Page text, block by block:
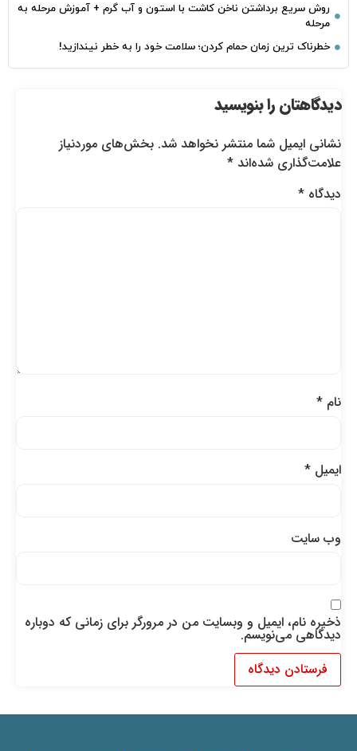
روش سریع برداشتن ناخن کاشت با استون و آب گرم + آموزش مرحله به
مرحله
خطرناک‌ ترین زمان‌ حمام کردن؛ سلامت خود را به خطر نیندازید!
دیدگاهتان را بنویسید
نشانی ایمیل شما منتشر نخواهد شد. بخش‌های موردنیاز
علامت‌گذاری شده‌اند*
دیدگاه*
نام*
ایمیل*
وب‌ سایت
ذخیره نام، ایمیل و وبسایت من در مرورگر برای زمانی که دوباره
دیدگاهی می‌نویسم.